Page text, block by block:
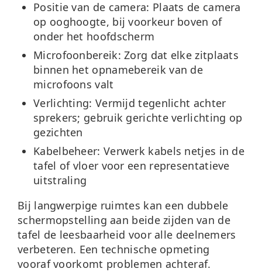
Positie van de camera: Plaats de camera
op ooghoogte, bij voorkeur boven of
onder het hoofdscherm
Microfoonbereik: Zorg dat elke zitplaats
binnen het opnamebereik van de
microfoons valt
Verlichting: Vermijd tegenlicht achter
sprekers; gebruik gerichte verlichting op
gezichten
Kabelbeheer: Verwerk kabels netjes in de
tafel of vloer voor een representatieve
uitstraling
Bij langwerpige ruimtes kan een dubbele
schermopstelling aan beide zijden van de
tafel de leesbaarheid voor alle deelnemers
verbeteren. Een technische opmeting
vooraf voorkomt problemen achteraf.